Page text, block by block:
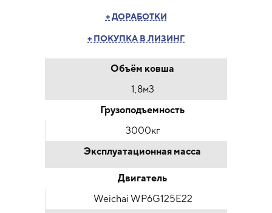
+ ДОРАБОТКИ
+ ПОКУПКА В ЛИЗИНГ
Объём ковша
1,8м3
Грузоподъемность
3000кг
Эксплуатационная масса
Двигатель
Weichai WP6G125E22